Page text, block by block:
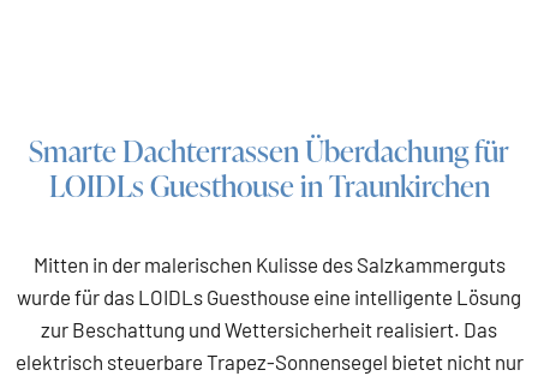
Smarte Dachterrassen Überdachung für
LOIDLs Guesthouse in Traunkirchen
Mitten in der malerischen Kulisse des Salzkammerguts
wurde für das LOIDLs Guesthouse eine intelligente Lösung
zur Beschattung und Wettersicherheit realisiert. Das
elektrisch steuerbare Trapez-Sonnensegel bietet nicht nur